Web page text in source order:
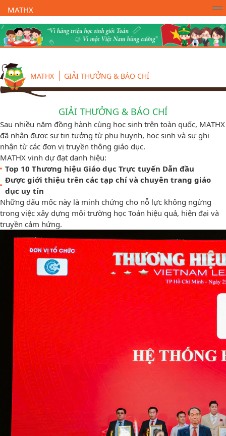
MATHX
Trường Toán Online MATHX Học toán - Lớp 1
MATHX GIẢI THƯỞNG & BÁO CHÍ
GIẢI THƯỞNG & BÁO CHÍ
Sau nhiều năm đồng hành cùng học sinh trên toàn quốc, MATHX
đã nhận được sự tin tưởng từ phụ huynh, học sinh và sự ghi
nhận từ các đơn vị truyền thông giáo dục.
MATHX vinh dự đạt danh hiệu:
Top 10 Thương hiệu Giáo dục Trực tuyến Dẫn đầu
Được giới thiệu trên các tạp chí và chuyên trang giáo
dục uy tín
Những dấu mốc này là minh chứng cho nỗ lực không ngừng
trong việc xây dựng môi trường học Toán hiệu quả, hiện đại và
truyền cảm hứng.